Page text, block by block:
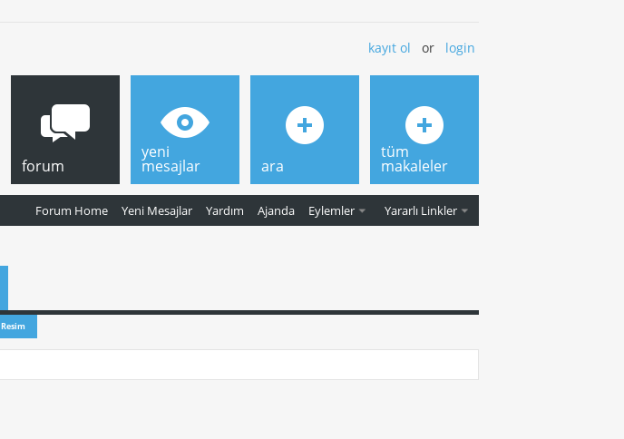
kayıt ol or login
forum
Forum Home Yeni Mesajlar Yardım Ajanda Eylemler Yararlı Linkler
yeni
mesajlar ara
tüm
makaleler
Resim